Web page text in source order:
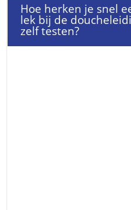
Hoe herken je snel
lek bij de
zelf testen?